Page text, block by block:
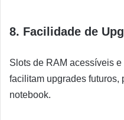
8. Facilidade de
Slots de RAM acessíveis
facilitam upgrades
notebook.